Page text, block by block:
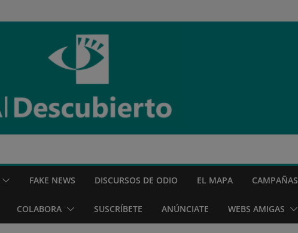
FAKE NEWS DISCURSOS DE ODIO EL MAPA CAMPAÑAS
COLABORA SUSCRÍBETE ANÚNCIATE WEBS AMIGAS